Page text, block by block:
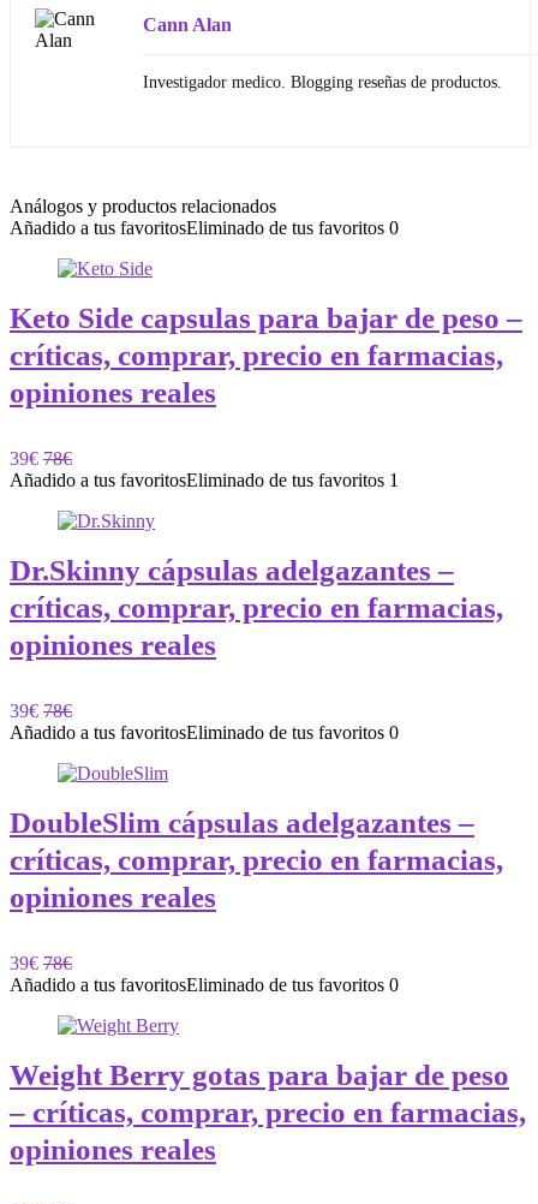
Cann Alan
Investigador medico. Blogging reseñas de productos.
Análogos y productos relacionados
Añadido a tus favoritosEliminado de tus favoritos 0
Keto Side capsulas para bajar de peso –
críticas, comprar, precio en farmacias,
opiniones reales
39€ 78€
Añadido a tus favoritosEliminado de tus favoritos 1
Dr.Skinny cápsulas adelgazantes –
críticas, comprar, precio en farmacias,
opiniones reales
39€ 78€
Añadido a tus favoritosEliminado de tus favoritos 0
DoubleSlim cápsulas adelgazantes –
críticas, comprar, precio en farmacias,
opiniones reales
39€ 78€
Añadido a tus favoritosEliminado de tus favoritos 0
Weight Berry gotas para bajar de peso
– críticas, comprar, precio en farmacias,
opiniones reales